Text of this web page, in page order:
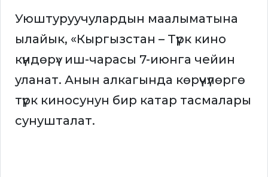
Уюштуруучулардын маалыматына
ылайык, «Кыргызстан – Түрк кино
күндөрү» иш-чарасы 7-июнга чейин
уланат. Анын алкагында көрүүчүлөргө
түрк киносунун бир катар тасмалары
сунушталат.